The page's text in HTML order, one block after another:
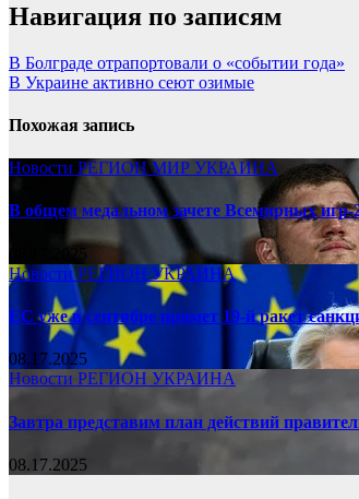
Навигация по записям
В Болграде отрапортовали о «событии года»
В Украине активно сеют озимые
Похожая запись
Новости РЕГИОНМИР УКРАИНА
В общем медальном зачете Всемирных игр-
08.17.2025
НовостиРЕГИОНУКРАИНА
ЕС уже в сентябре примет 19-й ракет
08.17.2025
Новости РЕГИОН УКРАИНА
Завтра представим план действий
08.17.2025